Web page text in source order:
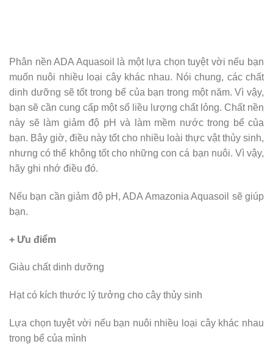
Phân nền ADA Aquasoil là một lựa chọn tuyệt vời nếu bạn
muốn nuôi nhiều loại cây khác nhau. Nói chung, các chất
dinh dưỡng sẽ tốt trong bể của bạn trong một năm. Vì vậy,
bạn sẽ cần cung cấp một số liều lượng chất lỏng. Chất nền
này sẽ làm giảm độ pH và làm mềm nước trong bể của
bạn. Bây giờ, điều này tốt cho nhiều loài thực vật thủy sinh,
nhưng có thể không tốt cho những con cá bạn nuôi. Vì vậy,
hãy ghi nhớ điều đó.
Nếu bạn cần giảm độ pH, ADA Amazonia Aquasoil sẽ giúp
bạn.
+ Ưu điểm
Giàu chất dinh dưỡng
Hạt có kích thước lý tưởng cho cây thủy sinh
Lựa chọn tuyệt vời nếu bạn nuôi nhiều loại cây khác nhau
trong bể của mình